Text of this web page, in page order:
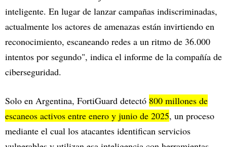
inteligente. En lugar de lanzar campañas indiscriminadas,
actualmente los actores de amenazas están invirtiendo en
reconocimiento, escaneando redes a un ritmo de 36.000
intentos por segundo", indica el informe de la compañía de
ciberseguridad.
Solo en Argentina, FortiGuard detectó 800 millones de
escaneos activos entre enero y junio de 2025, un proceso
mediante el cual los atacantes identifican servicios